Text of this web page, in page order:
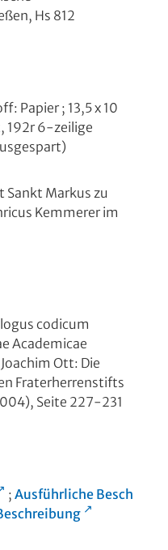
Hs 812
Papier ; 13,5 x 10
192r 6-zeilige
Markus zu
Kemmerer im
codicum
Academicae
Ott: Die
Fraterherrenstifts
Seite 227-231
; Ausführliche Besch